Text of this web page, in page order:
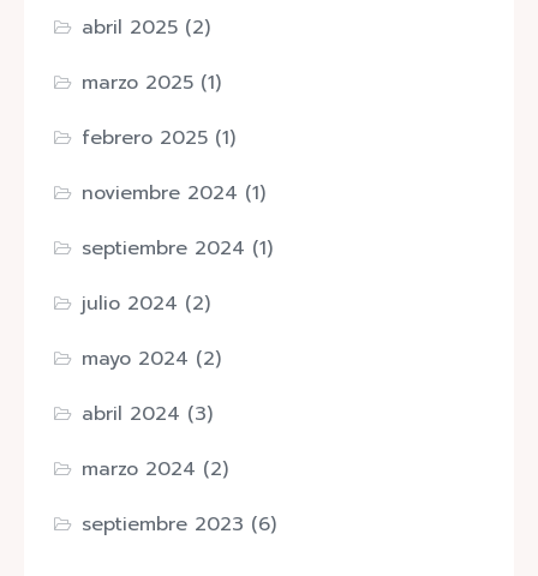
abril 2025 (2)
marzo 2025 (1)
febrero 2025 (1)
noviembre 2024 (1)
septiembre 2024 (1)
julio 2024 (2)
mayo 2024 (2)
abril 2024 (3)
marzo 2024 (2)
septiembre 2023 (6)